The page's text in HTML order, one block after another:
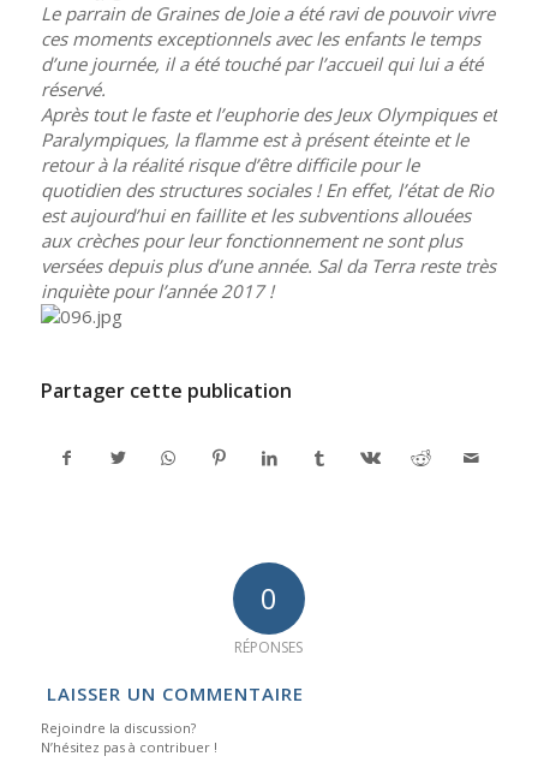
Le parrain de Graines de Joie a été ravi de pouvoir vivre
ces moments exceptionnels avec les enfants le temps
d’une journée, il a été touché par l’accueil qui lui a été
réservé.
Après tout le faste et l’euphorie des Jeux Olympiques et
Paralympiques, la flamme est à présent éteinte et le
retour à la réalité risque d’être difficile pour le
quotidien des structures sociales ! En effet, l’état de Rio
est aujourd’hui en faillite et les subventions allouées
aux crèches pour leur fonctionnement ne sont plus
versées depuis plus d’une année. Sal da Terra reste très
inquiète pour l’année 2017 !
Partager cette publication
0
RÉPONSES
LAISSER UN COMMENTAIRE
Rejoindre la discussion?
N’hésitez pas à contribuer !